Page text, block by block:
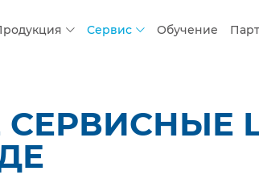
Сервис Обучение